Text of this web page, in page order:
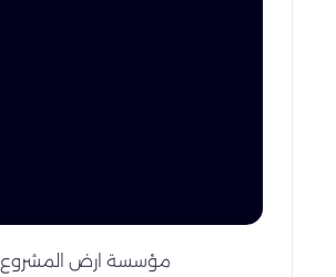
مؤسسة ارض المشروع